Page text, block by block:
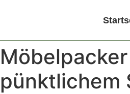
pünktlichem